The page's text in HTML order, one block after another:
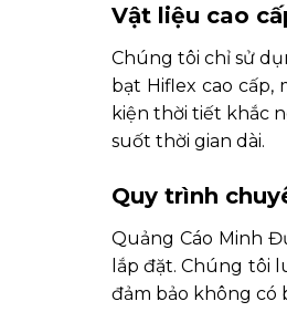
Vật liệu cao
Chúng tôi chỉ sử
bạt Hiflex cao
kiện thời tiết khắc
suốt thời gian dài.
Quy trình
Quảng Cáo Minh
lắp đặt. Chúng tôi
đảm bảo không có